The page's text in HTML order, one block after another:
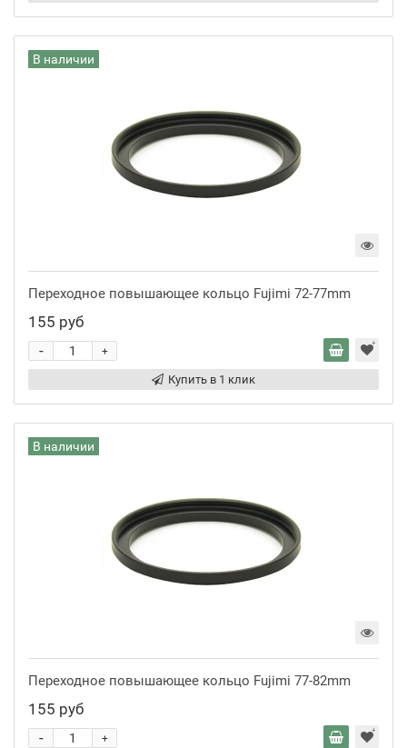
В наличии
Переходное повышающее кольцо Fujimi 72-77mm
155 руб
+
-
Купить в 1 клик
В наличии
Переходное повышающее кольцо Fujimi 77-82mm
155 руб
+
-